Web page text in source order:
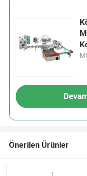
Önerilen Ürünler